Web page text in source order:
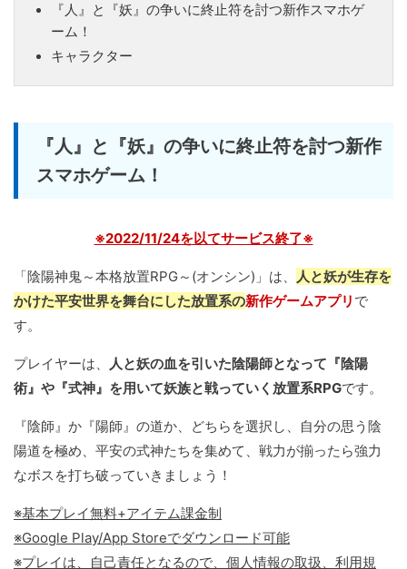
『人』と『妖』の争いに終止符を討つ新作スマホゲ
ーム！
キャラクター
『人』と『妖』の争いに終止符を討つ新作
スマホゲーム！
※2022/11/24を以てサービス終了※
「陰陽神鬼～本格放置RPG～(オンシン)」は、
人と妖が生存を
かけた平安世界を舞台にした放置系の新作ゲームアプリ で
す。
プレイヤーは、
人と妖の血を引いた陰陽師となって『陰陽
術』や『式神』を用いて妖族と戦っていく放置系RPGです。
『陰師』か『陽師』の道か、どちらを選択し、自分の思う陰
陽道を極め、平安の式神たちを集めて、戦力が揃ったら強力
なボスを打ち破っていきましょう！
※基本プレイ無料+アイテム課金制
※Google Play/App Storeでダウンロード可能
※プレイは、自己責任となるので、個人情報の取扱、利用規